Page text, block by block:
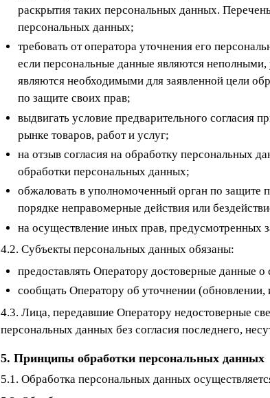
раскрытия таких персональных данных.
персональных данных;
требовать от оператора уточнения его
если персональные данные являются
являются необходимыми для заявленной цели
по защите своих прав;
выдвигать условие предварительного согласия
рынке товаров, работ и услуг;
на отзыв согласия на обработку персональных
обработки персональных данных;
обжаловать в уполномоченный орган по защите
порядке неправомерные действия или
на осуществление иных прав, предусмотренных
4.2. Субъекты персональных данных обязаны:
предоставлять Оператору достоверные данные о
сообщать Оператору об уточнении
4.3. Лица, передавшие Оператору недостоверные
персональных данных без согласия последнего,
5. Принципы обработки персональных данных
5.1. Обработка персональных данных